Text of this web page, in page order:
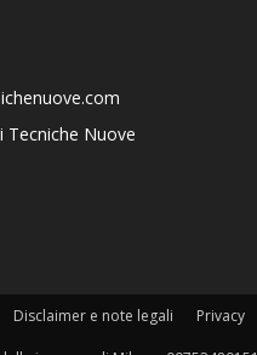
Tecniche Nuove
Disclaimer e note legali Privacy